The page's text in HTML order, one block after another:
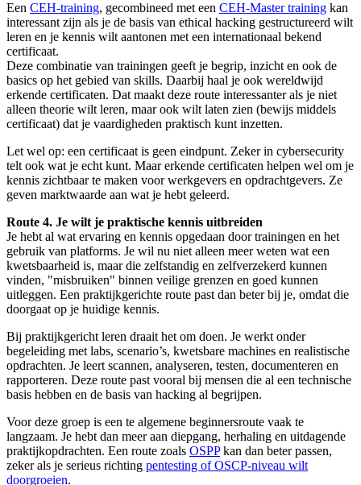
Een CEH-training, gecombineed met een CEH-Master training kan
interessant zijn als je de basis van ethical hacking gestructureerd wilt
leren en je kennis wilt aantonen met een internationaal bekend
certificaat.
Deze combinatie van trainingen geeft je begrip, inzicht en ook de
basics op het gebied van skills. Daarbij haal je ook wereldwijd
erkende certificaten. Dat maakt deze route interessanter als je niet
alleen theorie wilt leren, maar ook wilt laten zien (bewijs middels
certificaat) dat je vaardigheden praktisch kunt inzetten.
Let wel op: een certificaat is geen eindpunt. Zeker in cybersecurity
telt ook wat je echt kunt. Maar erkende certificaten helpen wel om je
kennis zichtbaar te maken voor werkgevers en opdrachtgevers. Ze
geven marktwaarde aan wat je hebt geleerd.
Route 4. Je wilt je praktische kennis uitbreiden
Je hebt al wat ervaring en kennis opgedaan door trainingen en het
gebruik van platforms. Je wil nu niet alleen meer weten wat een
kwetsbaarheid is, maar die zelfstandig en zelfverzekerd kunnen
vinden, "misbruiken" binnen veilige grenzen en goed kunnen
uitleggen. Een praktijkgerichte route past dan beter bij je, omdat die
doorgaat op je huidige kennis.
Bij praktijkgericht leren draait het om doen. Je werkt onder
begeleiding met labs, scenario’s, kwetsbare machines en realistische
opdrachten. Je leert scannen, analyseren, testen, documenteren en
rapporteren. Deze route past vooral bij mensen die al een technische
basis hebben en de basis van hacking al begrijpen.
Voor deze groep is een te algemene beginnersroute vaak te
langzaam. Je hebt dan meer aan diepgang, herhaling en uitdagende
praktijkopdrachten. Een route zoals OSPPkan dan beter passen,
zeker als je serieus richting pentesting of OSCP-niveau wilt
doorgroeien.